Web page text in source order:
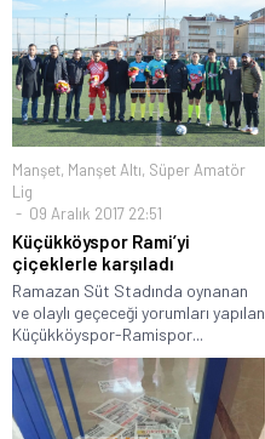
Manşet, Manşet Altı, Süper Amatör
Lig
09 Aralık 2017 22:51
Küçükköyspor Rami’yi
çiçeklerle karşıladı
Ramazan Süt Stadında oynanan
ve olaylı geçeceği yorumları yapılan
Küçükköyspor-Ramispor...